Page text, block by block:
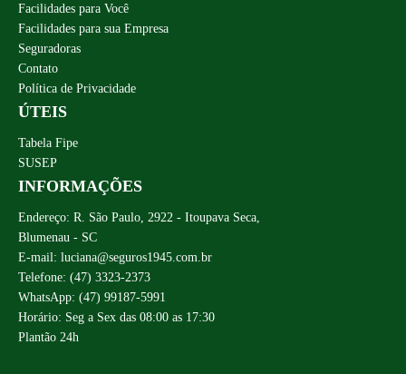
Facilidades para Você
Facilidades para sua Empresa
Seguradoras
Contato
Política de Privacidade
ÚTEIS
Tabela Fipe
SUSEP
INFORMAÇÕES
Endereço: R. São Paulo, 2922 - Itoupava Seca,
Blumenau - SC
E-mail: luciana@seguros1945.com.br
Telefone: (47) 3323-2373
WhatsApp: (47) 99187-5991
Horário: Seg a Sex das 08:00 as 17:30
Plantão 24h